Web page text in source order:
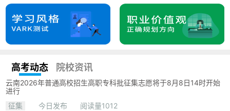
高考动态 院校资讯
云南2026年普通高校招生高职专科批征集志愿将于8月8日14时开始
进行
征集
今日发布
阅读量1012